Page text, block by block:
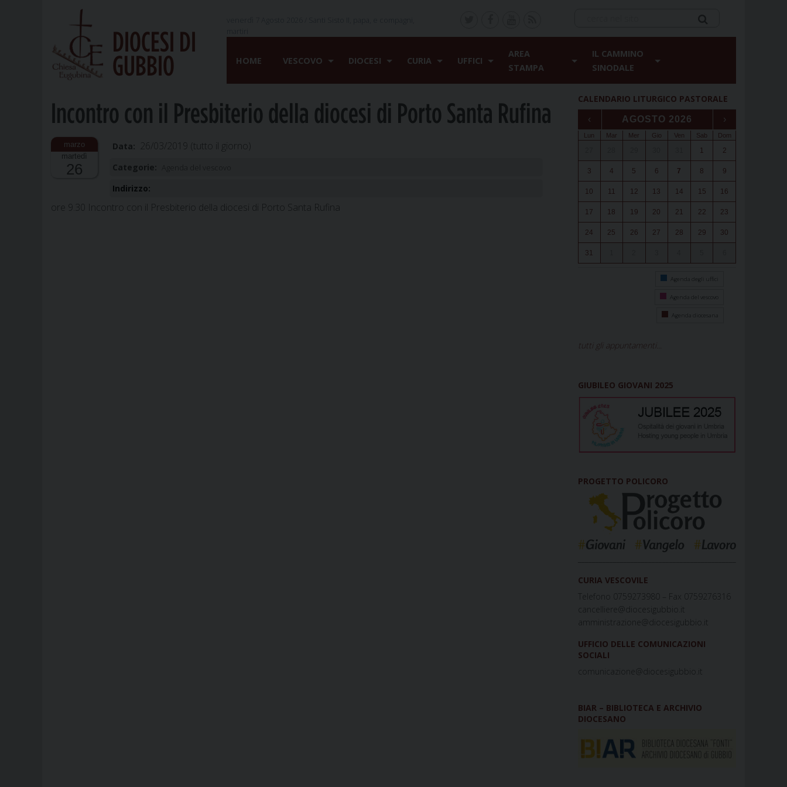
DIOCESI DI
GUBBIO
HOME VESCOVO DIOCESI CURIA UFFICI
AREA
STAMPA
IL CAMMINO
SINODALE
Incontro con il Presbiterio della diocesi di Porto Santa Rufina
martedì
26
Data: 26/03/2019 (tutto il giorno)
Categorie:
Indirizzo:
ore 9.30 Incontro con il Presbiterio della diocesi di Porto Santa Rufina
CALENDARIO LITURGICO PASTORALE
‹ AGOSTO 2026 ›
Lun Mar Mer Gio Ven Sab Dom
1 2
3 4 5 6 7 8 9
10 11 12 13 14 15 16
17 18 19 20 21 22 23
24 25 26 27 28 29 30
31
Agenda degli uffici
Agenda del vescovo
Agenda diocesana
tutti gli appuntamenti...
GIUBILEO GIOVANI 2025
PROGETTO POLICORO
CURIA VESCOVILE
Telefono 0759273980 – Fax 0759276316
cancelliere@diocesigubbio.it
amministrazione@diocesigubbio.it
UFFICIO DELLE COMUNICAZIONI
SOCIALI
comunicazione@diocesigubbio.it
BIAR – BIBLIOTECA E ARCHIVIO
DIOCESANO